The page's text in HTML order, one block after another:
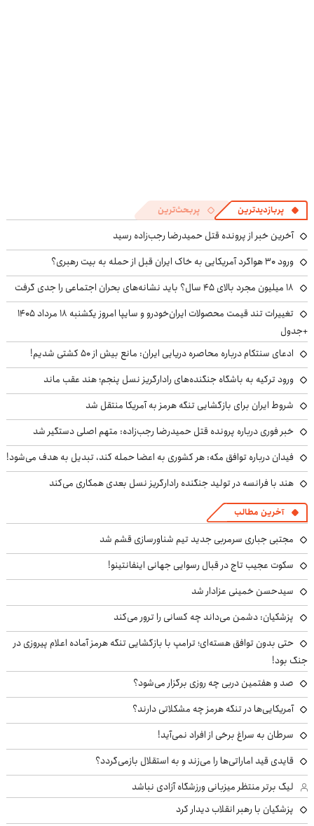
پربازدیدترین پربحث‌ترین
آخرین خبر از پرونده قتل حمیدرضا رجب‌زاده رسید
ورود ۳۰ هواگرد آمریکایی به خاک ایران قبل از حمله به بیت رهبری؟
۱۸ میلیون مجرد بالای ۴۵ سال؟ باید نشانه‌های بحران اجتماعی را جدی گرفت
تغییرات تند قیمت محصولات ایران‌خودرو و سایپا امروز یکشنبه ۱۸ مرداد ۱۴۰۵
+جدول
ادعای سنتکام درباره محاصره دریایی ایران: مانع بیش از ۵۰ کشتی شدیم!
ورود ترکیه به باشگاه جنگنده‌های رادارگریز نسل پنجم؛ هند عقب ماند
شروط ایران برای بازگشایی تنگه هرمز به آمریکا منتقل شد
خبر فوری درباره پرونده قتل حمیدرضا رجب‌زاده: متهم اصلی دستگیر شد
فیدان درباره توافق مکه: هر کشوری به اعضا حمله کند، تبدیل به هدف می‌شود!
هند با فرانسه در تولید جنگنده رادارگریز نسل بعدی همکاری می‌کند
آخرین مطالب
مجتبی جباری سرمربی جدید تیم شناورسازی قشم شد
سکوت عجیب تاج در قبال رسوایی جهانی اینفانتینو!
سیدحسن خمینی عزادار شد
پزشکیان: دشمن می‌داند چه کسانی را ترور می‌کند
حتی بدون توافق هسته‌ای؛ ترامپ با بازگشایی تنگه هرمز آماده اعلام پیروزی در
جنگ بود!
صد و هفتمین دربی چه روزی برگزار می‌شود؟
آمریکایی‌ها در تنگه هرمز چه مشکلاتی دارند؟
سرطان به سراغ برخی از افراد نمی‌آید!
قایدی قید اماراتی‌ها را می‌زند و به استقلال بازمی‌گردد؟
لیگ برتر منتظر میزبانی ورزشگاه آزادی نباشد
پزشکیان با رهبر انقلاب دیدار کرد